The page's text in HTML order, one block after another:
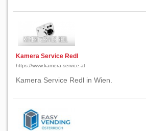
Kamera Service Redl
https://www.kamera-service.at
Kamera Service Redl in Wien.